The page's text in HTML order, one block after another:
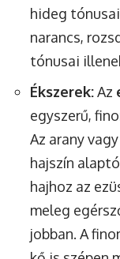
hideg
narancs,
tónusai
Ékszerek:Az
egyszerű,
Az arany
hajszín
hajhoz az
meleg
jobban. A